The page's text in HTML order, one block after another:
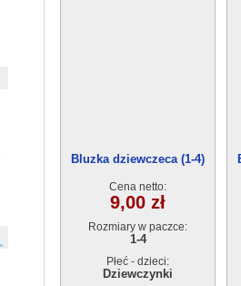
Bluzka dziewczeca (1-4)
Cena netto:
9,00 zł
Rozmiary w paczce:
1-4
Płeć - dzieci:
Dziewczynki